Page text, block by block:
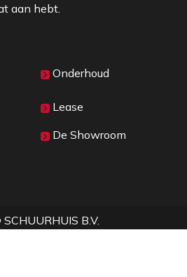
aan hebt.
Onderhoud
Lease
De Showroom
B.V.